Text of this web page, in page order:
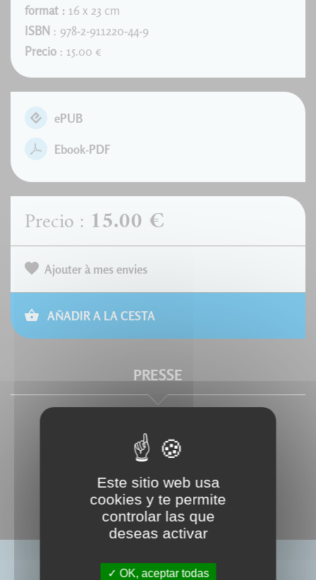
format : 16 x 23 cm
ISBN : 978-2-911220-44-9
Precio : 15.00 €
ePUB
Ebook-PDF
Precio : 15.00 €
Ajouter à mes envies
AÑADIR A LA CESTA
PRESSE
LIVRES ASSOCIÉS
Este sitio web usa
cookies y te permite
controlar las que
deseas activar
OK, aceptar todas